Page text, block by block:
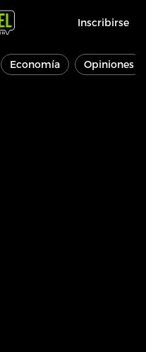
Inscribirse
Economía Opiniones